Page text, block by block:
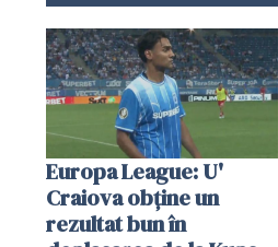
Europa League: U'
Craiova obține un
rezultat bun în